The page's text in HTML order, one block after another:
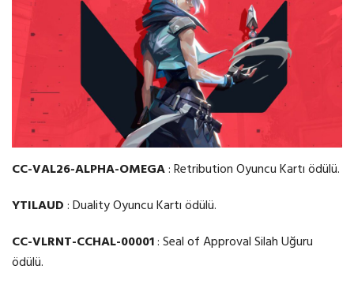
CC-VAL26-ALPHA-OMEGA: Retribution Oyuncu Kartı ödülü.
YTILAUD: Duality Oyuncu Kartı ödülü.
CC-VLRNT-CCHAL-00001: Seal of Approval Silah Uğuru
ödülü.